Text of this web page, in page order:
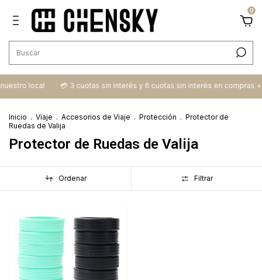
0
local 💳​ 3 cuotas sin interés y 6 cuotas sin interés en compras +
Inicio . Viaje . Accesorios de Viaje . Protección . Protector de
Ruedas de Valija
Protector de Ruedas de Valija
Ordenar Filtrar